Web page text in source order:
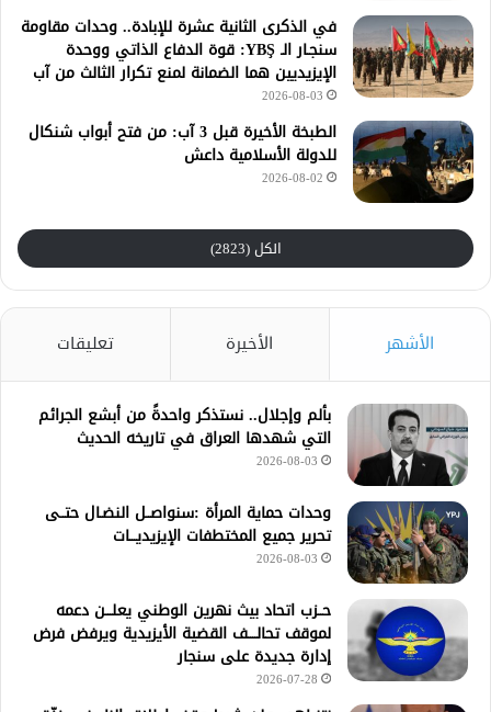
في الذكرى الثانية عشرة للإبادة.. وحدات مقاومة
سنجـار الـ YBŞ: قوة الدفاع الذاتي ووحدة
الإيزيديين هما الضمانة لمنع تكرار الثالث من آب
2026-08-03
الطبخة الأخيرة قبل 3 آب: من فتح أبواب شنكال
للدولة الأسلامية داعش
2026-08-02
الكل (2823)
الأشهر الأخيرة تعليقات
بألم وإجلال.. نستذكر واحدةً من أبشع الجرائم
التي شهدها العراق في تاريخه الحديث
2026-08-03
وحدات حماية المرأة :سنواصــل النضـال حتــى
تحرير جميع المختطفات الإيزيديـــات
2026-08-03
حــزب اتحاد بيث نهرين الوطني يعلـــن دعمه
لموقف تحالــــف القضية الأيزيدية ويرفض فرض
إدارة جديدة على سنجار
2026-07-28